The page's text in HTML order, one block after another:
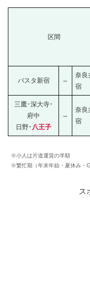
区間
バスタ新宿 ⇔
奈良
宿
三鷹･深大寺･
府中
日野･ 八王子
⇔
奈良
宿
※小人は片道運賃の半額
※繁忙期（年末年始・夏休み・
ス